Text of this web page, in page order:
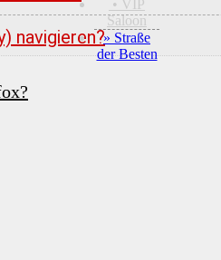
• VIP
Saloon
» Straße
der Besten
navigieren?